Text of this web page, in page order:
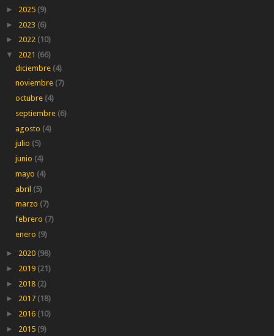
► 2025 (9)
► 2023 (6)
► 2022 (10)
▼ 2021 (66)
diciembre (4)
noviembre (7)
octubre (4)
septiembre (6)
agosto (4)
julio (5)
junio (4)
mayo (4)
abril (5)
marzo (7)
febrero (7)
enero (9)
► 2020 (98)
► 2019 (21)
► 2018 (2)
► 2017 (18)
► 2016 (10)
► 2015 (9)